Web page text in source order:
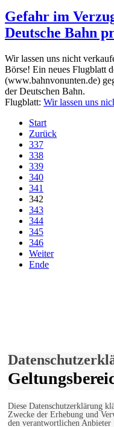
Gefahr im
Deutsche Bahn
Wir lassen uns nicht
Börse! Ein neues Flugblatt
(www.bahnvonunten.de)
der Deutschen Bahn.
Flugblatt: Wir lassen uns
Start
Zurück
337
338
339
340
341
342
343
344
345
346
Weiter
Ende
Diese Datenschutzerklärung
Zwecke der Erhebung und
den verantwortlichen